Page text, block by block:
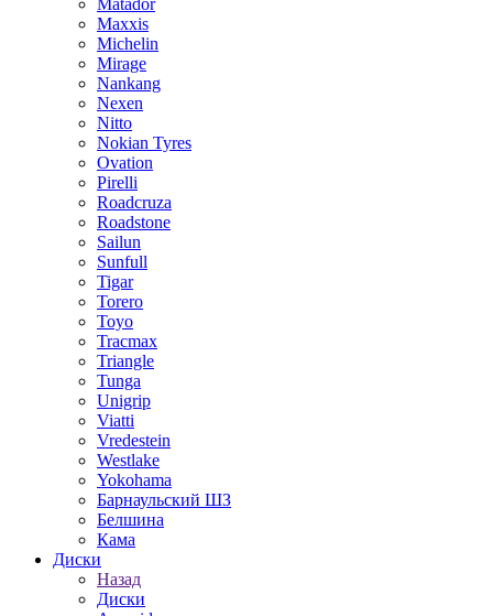
Matador
Maxxis
Michelin
Mirage
Nankang
Nexen
Nitto
Nokian Tyres
Ovation
Pirelli
Roadcruza
Roadstone
Sailun
Sunfull
Tigar
Torero
Toyo
Tracmax
Triangle
Tunga
Unigrip
Viatti
Vredestein
Westlake
Yokohama
Барнаульский ШЗ
Белшина
Кама
Диски
Назад
Диски